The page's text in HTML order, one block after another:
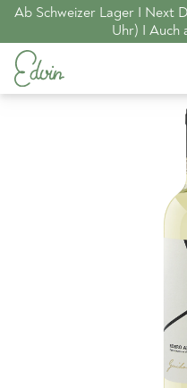
Ab Schweizer Lager I Next
Uhr) I Auch